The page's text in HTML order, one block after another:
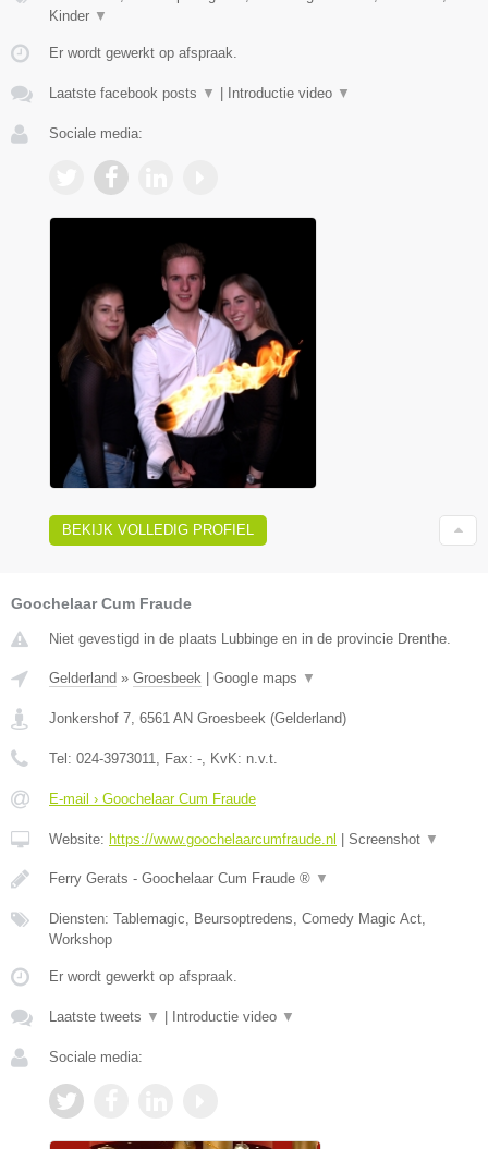
Kinder ▼
Er wordt gewerkt op afspraak.
Laatste facebook posts ▼ Introductie video ▼
Sociale media:
BEKIJK VOLLEDIG PROFIEL
Goochelaar Cum Fraude
Niet gevestigd in de plaats Lubbinge en in de provincie Drenthe.
Gelderland » Groesbeek Google maps ▼
Jonkershof 7, 6561 AN Groesbeek (Gelderland)
Tel: 024-3973011, Fax: -, KvK: n.v.t.
E-mail › Goochelaar Cum Fraude
Website: https://www.goochelaarcumfraude.nl Screenshot ▼
Ferry Gerats - Goochelaar Cum Fraude ® ▼
Diensten: Tablemagic, Beursoptredens, Comedy Magic Act,
Workshop
Er wordt gewerkt op afspraak.
Laatste tweets ▼ Introductie video ▼
Sociale media: